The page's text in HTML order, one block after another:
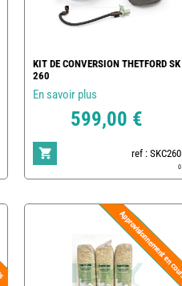
KIT DE CONVERSION THETFORD SK
260
En savoir plus
599,00 €
ref : SKC260
0